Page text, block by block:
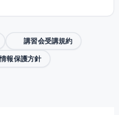
講習会受講規約
報保護方針